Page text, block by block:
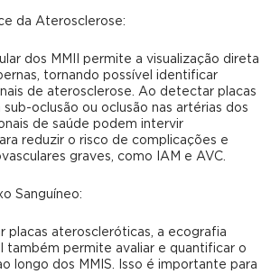
da Aterosclerose:
dos MMII permite a visualização direta
tornando possível identificar
de aterosclerose. Ao detectar placas
oclusão ou oclusão nas artérias dos
de saúde podem intervir
reduzir o risco de complicações e
graves, como IAM e AVC.
Sanguíneo:
placas ateroscleróticas, a ecografia
também permite avaliar e quantificar o
longo dos MMIS. Isso é importante para